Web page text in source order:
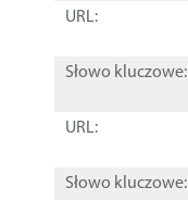
URL:
Słowo kluczowe:
URL:
Słowo kluczowe: